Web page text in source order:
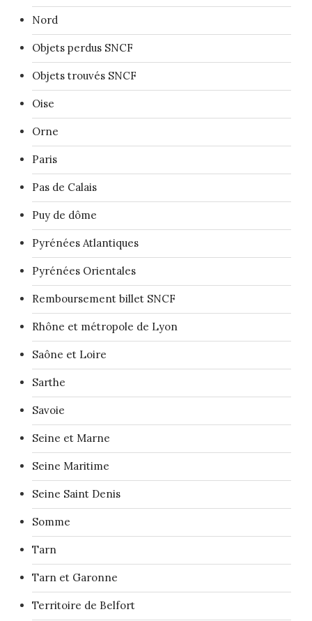
Nord
Objets perdus SNCF
Objets trouvés SNCF
Oise
Orne
Paris
Pas de Calais
Puy de dôme
Pyrénées Atlantiques
Pyrénées Orientales
Remboursement billet SNCF
Rhône et métropole de Lyon
Saône et Loire
Sarthe
Savoie
Seine et Marne
Seine Maritime
Seine Saint Denis
Somme
Tarn
Tarn et Garonne
Territoire de Belfort